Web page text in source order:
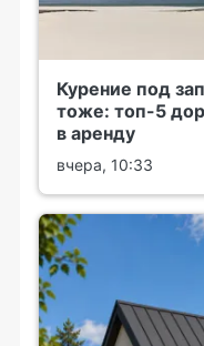
Курение под
тоже: топ-5
в аренду
вчера, 10:33